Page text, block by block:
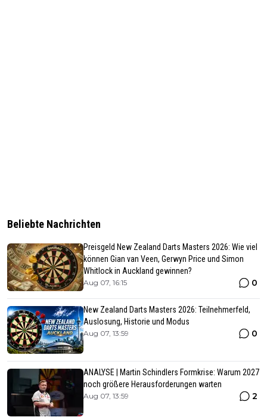
Beliebte Nachrichten
Preisgeld New Zealand Darts Masters 2026: Wie viel
können Gian van Veen, Gerwyn Price und Simon
Whitlock in Auckland gewinnen?
Aug 07, 16:15 0
New Zealand Darts Masters 2026: Teilnehmerfeld,
Auslosung, Historie und Modus
Aug 07, 13:59 0
ANALYSE | Martin Schindlers Formkrise: Warum 2027
noch größere Herausforderungen warten
Aug 07, 13:59 2